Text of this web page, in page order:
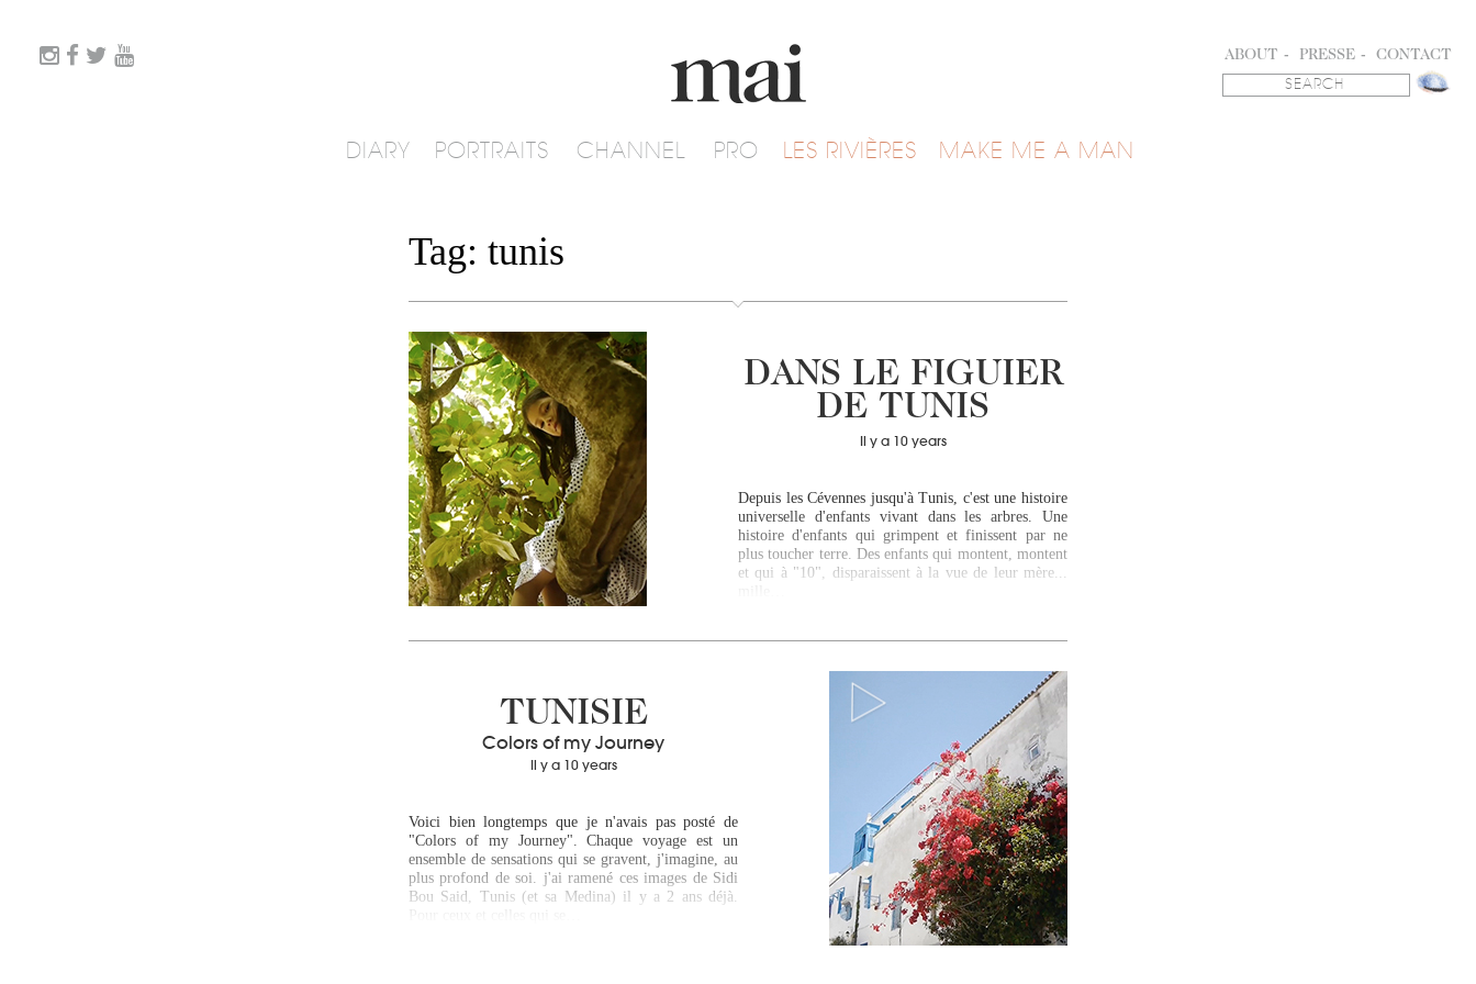
DIARY PORTRAITS CHANNEL PRO LES RIVIÈRES MAKE ME A MAN
ABOUT PRESSE CONTACT
Tag: tunis
DANS LE FIGUIER
DE TUNIS
Il y a 10 years
Depuis les Cévennes jusqu'à Tunis, c'est une histoire
universelle d'enfants vivant dans les arbres. Une
histoire d'enfants qui grimpent et finissent par ne
plus toucher terre. Des enfants qui montent, montent
et qui à "10", disparaissent à la vue de leur mère...
TUNISIE
Colors of my Journey
Il y a 10 years
Voici bien longtemps que je n'avais pas posté de
"Colors of my Journey". Chaque voyage est un
ensemble de sensations qui se gravent, j'imagine, au
plus profond de soi. j'ai ramené ces images de Sidi
Bou Said, Tunis (et sa Medina) il y a 2 ans déjà.